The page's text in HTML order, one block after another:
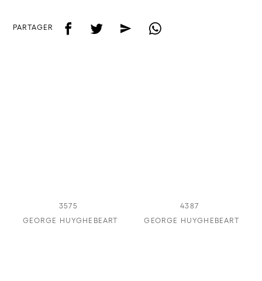
PARTAGER f t e w
3575
GEORGE HUYGHEBEART
4387
GEORGE HUYGHEBEART